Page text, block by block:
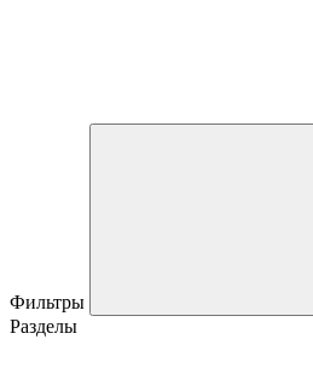
Фильтры
Разделы